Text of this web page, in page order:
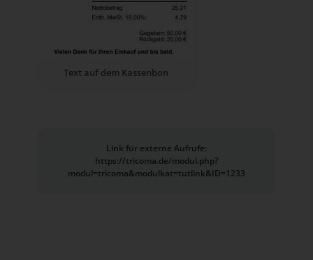
Text auf dem Kassenbon
Link für externe Aufrufe:
https://tricoma.de/modul.php?
modul=tricoma&modulkat=tutlink&ID=1233